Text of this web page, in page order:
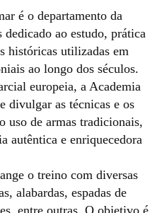
é o departamento da
ao estudo, prática
históricas utilizadas em
ao longo dos séculos.
europeia, a Academia
divulgar as técnicas e os
uso de armas tradicionais,
autêntica e enriquecedora
o treino com diversas
alabardas, espadas de
entre outras. O objetivo é